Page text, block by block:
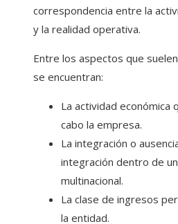
correspondencia entre la
y la realidad operativa.
Entre los aspectos que
se encuentran:
La actividad económica
cabo la empresa.
La integración o
integración dentro de
multinacional.
La clase de ingresos
la entidad.